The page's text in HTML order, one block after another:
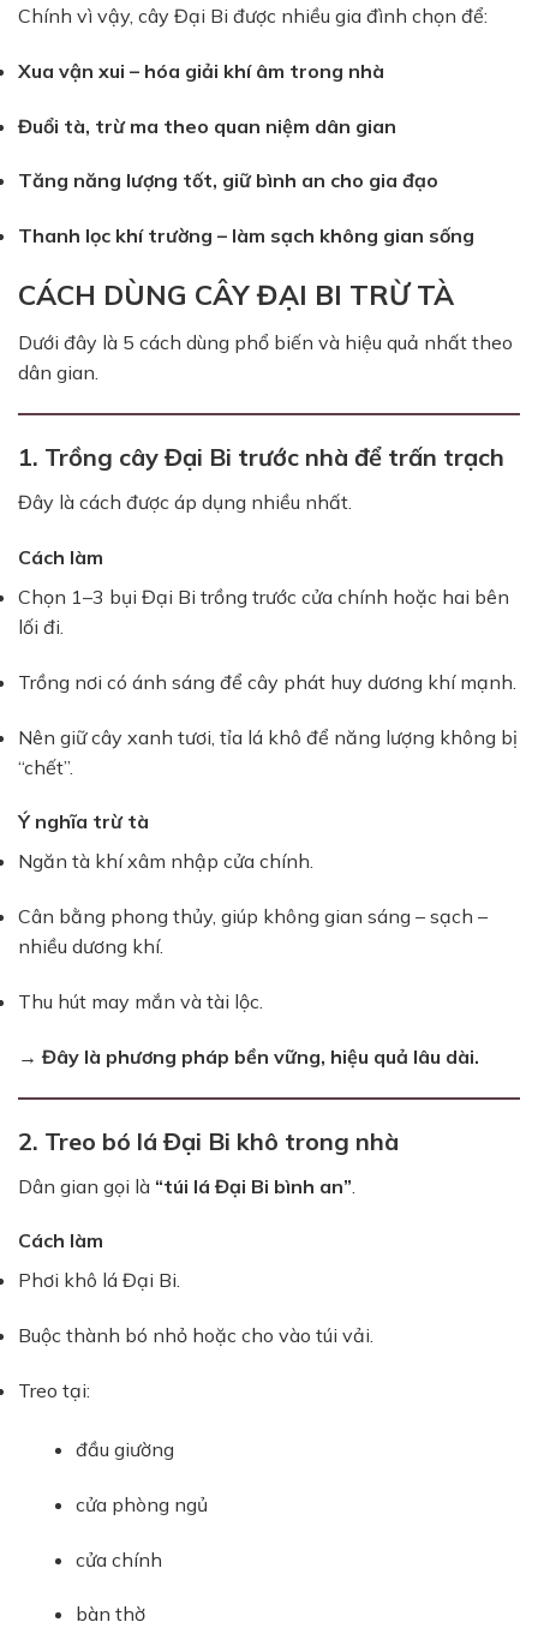
Chính vì vậy, cây Đại Bi được nhiều gia đình chọn để:
Xua vận xui – hóa giải khí âm trong nhà
Đuổi tà, trừ ma theo quan niệm dân gian
Tăng năng lượng tốt, giữ bình an cho gia đạo
Thanh lọc khí trường – làm sạch không gian sống
CÁCH DÙNG CÂY ĐẠI BI TRỪ TÀ
Dưới đây là 5 cách dùng phổ biến và hiệu quả nhất theo
dân gian.
1. Trồng cây Đại Bi trước nhà để trấn trạch
Đây là cách được áp dụng nhiều nhất.
Cách làm
Chọn 1–3 bụi Đại Bi trồng trước cửa chính hoặc hai bên
lối đi.
Trồng nơi có ánh sáng để cây phát huy dương khí mạnh.
Nên giữ cây xanh tươi, tỉa lá khô để năng lượng không bị
“chết”.
Ý nghĩa trừ tà
Ngăn tà khí xâm nhập cửa chính.
Cân bằng phong thủy, giúp không gian sáng – sạch –
nhiều dương khí.
Thu hút may mắn và tài lộc.
→ Đây là phương pháp bền vững, hiệu quả lâu dài.
2. Treo bó lá Đại Bi khô trong nhà
Dân gian gọi là “túi lá Đại Bi bình an”
Cách làm
Phơi khô lá Đại Bi.
Buộc thành bó nhỏ hoặc cho vào túi vải.
Treo tại:
đầu giường
cửa phòng ngủ
cửa chính
bàn thờ